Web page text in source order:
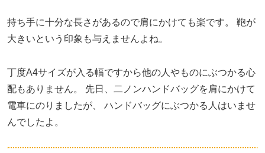
持ち手に十分な長さがあるので肩にかけても楽です。
鞄が
大きいという印象も与えませんよね。
丁度A4サイズが入る幅ですから他の人やものにぶつかる心
配もありません。
先日、二ノンハンドバッグを肩にかけて
電車にのりましたが、
ハンドバッグにぶつかる人はいませ
んでしたよ。